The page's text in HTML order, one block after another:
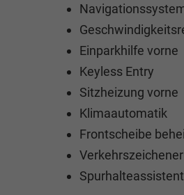
Einparkhilfe vorne
Keyless Entry
Sitzheizung vorne
Klimaautomatik
Frontscheibe
Spurhalteassistent